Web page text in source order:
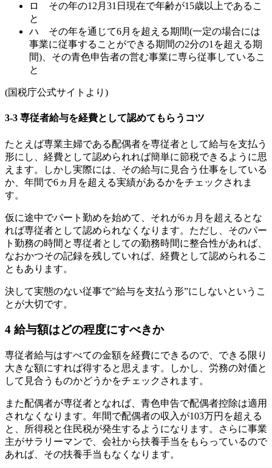
ロ
その年の12 月 31 日現在で年齢が15歳以上であるこ
と
ハ
その年を通じて6月を超える期間(一定の場合には
事業に従事することができる期間の2分の1 を超える期
間) 、その青色申告者の営む事業に専ら従事しているこ
と
(国税庁公式サイトより )
3-3 専従者給与を経費として認めてもらうコツ
たとえば専業主婦である配偶者を専従者として給与を支払う
形にし、経費として認められれば簡単に節税できるように思
えます。しかし実際には、その給与に見合う仕事をしている
か、年間で6ヵ月を超える実績があるかをチェックされま
す。
仮に途中でパート勤めを始めて、それが6ヵ月を超えるとな
れば専従者として認められなくなります。ただし、そのパー
ト勤務の時間と専従者としての勤務時間に整合性があれば、
なおかつその記録を残していれば、経費として認められるこ
ともあります。
決して実態のない従事で”給与を支払う形”にしないというこ
とが大切です。
4 給与額はどの程度にすべきか
専従者給与はすべての金額を経費にできるので、できる限り
大きな額にすれば得すると思えます。しかし、労務の対価と
して見合うものかどうかをチェックされます。
また配偶者が専従者となれば、青色申告で配偶者控除は適用
されなくなります。年間で配偶者の収入が103万円を超える
と、所得税と住民税が発生するようになります。さらに事業
主がサラリーマンで、会社から扶養手当をもらっているので
あれば、その扶養手当もなくなります。